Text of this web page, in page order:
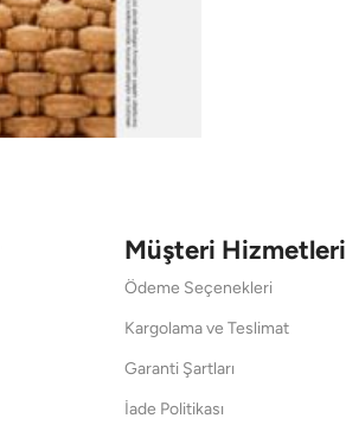
Müşteri Hizmetleri
Ödeme Seçenekleri
Kargolama ve Teslimat
Garanti Şartları
İade Politikası